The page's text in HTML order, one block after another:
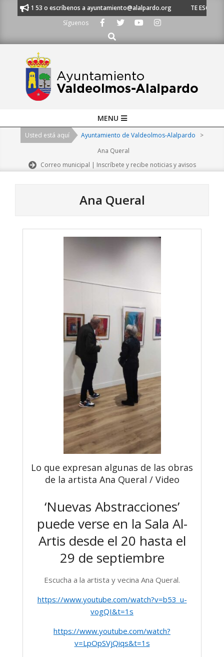
21 53 o escríbenos a ayuntamiento@alalpardo.org
TE
Síguenos
Buscar
Navigation
MENU
Usted está aquí Ayuntamiento de Valdeolmos-Alalpardo
>
Ana Queral
Correo municipal | Inscríbete y recibe noticias y avisos
Ana Queral
Lo que expresan algunas de las obras
de la artista Ana Queral / Video
‘Nuevas Abstracciones’
puede verse en la Sala Al-
Artis desde el 20 hasta el
29 de septiembre
Escucha a la artista y vecina Ana Queral.
https://www.youtube.com/watch?v=b53_u-
vogQI&t=1s
https://www.youtube.com/watch?
v=LpOpSVjQiqs&t=1s